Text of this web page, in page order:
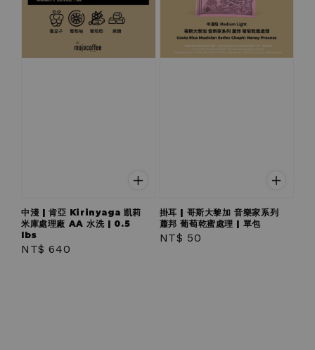
中淺 | 肯亞 Kirinyaga 凱莉
米庫處理廠 AA 水洗 | 0.5
lbs
Regular
NT$ 640
掛耳 | 哥斯大黎加 音樂家系列
蕭邦 葡萄乾蜜處理 | 單包
Regular
NT$ 50